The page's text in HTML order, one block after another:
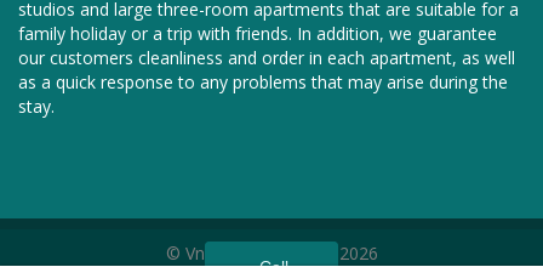
studios and large three-room apartments that are suitable for a
family holiday or a trip with friends. In addition, we guarantee
our customers cleanliness and order in each apartment, as well
as a quick response to any problems that may arise during the
stay.
© Vnoch.com, 2011—2026